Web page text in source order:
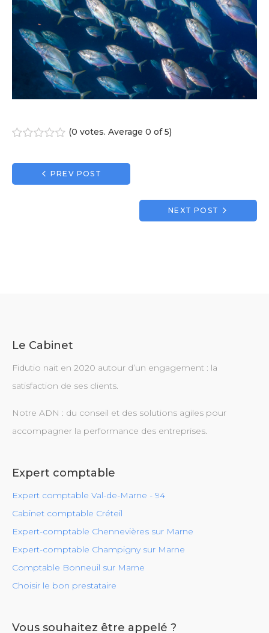
(0 votes. Average 0 of 5)
Navigation
de
PREV POST
NEXT POST
Le Cabinet
Fidutio nait en 2020 autour d’un engagement : la
satisfaction de ses clients.
Notre ADN : du conseil et des solutions agiles pour
accompagner la performance des entreprises.
Expert comptable
Expert comptable Val-de-Marne - 94
Cabinet comptable Créteil
Expert-comptable Chennevières sur Marne
Expert-comptable Champigny sur Marne
Comptable Bonneuil sur Marne
Choisir le bon prestataire
Vous souhaitez être appelé ?